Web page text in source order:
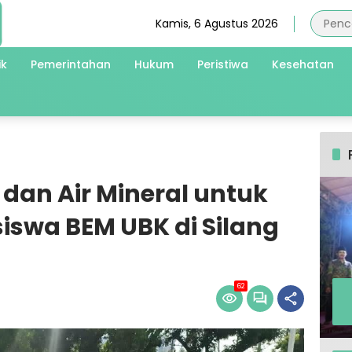
Kamis, 6 Agustus 2026
Pemerintahan Hukum Peristiwa Kesehatan
Air Mineral untuk
BEM UBK di Silang
62